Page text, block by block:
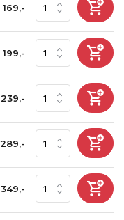
169,-
199,-
239,-
289,-
349,-